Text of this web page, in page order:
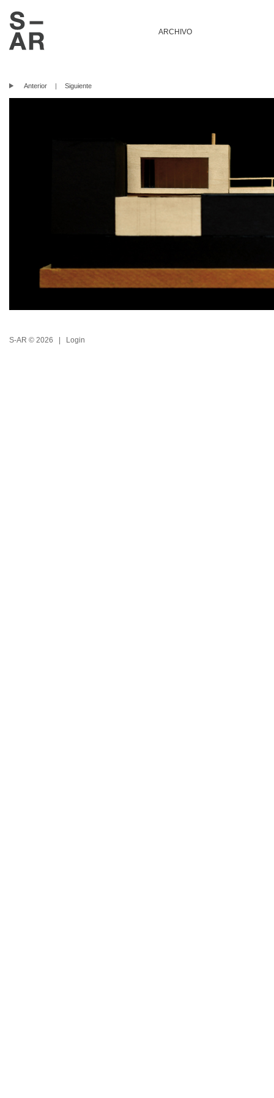
ARCHIVO
Anterior | Siguiente
S-AR © 2026 | Login